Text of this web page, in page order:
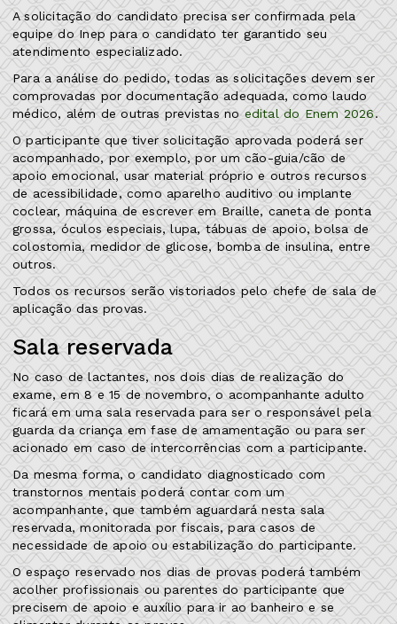
A solicitação do candidato precisa ser confirmada pela
equipe do Inep para o candidato ter garantido seu
atendimento especializado.
Para a análise do pedido, todas as solicitações devem ser
comprovadas por documentação adequada, como laudo
médico, além de outras previstas noedital do Enem 2026.
O participante que tiver solicitação aprovada poderá ser
acompanhado, por exemplo, por um cão-guia/cão de
apoio emocional, usar material próprio e outros recursos
de acessibilidade, como aparelho auditivo ou implante
coclear, máquina de escrever em Braille, caneta de ponta
grossa, óculos especiais, lupa, tábuas de apoio, bolsa de
colostomia, medidor de glicose, bomba de insulina, entre
outros.
Todos os recursos serão vistoriados pelo chefe de sala de
aplicação das provas.
Sala reservada
No caso de lactantes, nos dois dias de realização do
exame, em 8 e 15 de novembro, o acompanhante adulto
ficará em uma sala reservada para ser o responsável pela
guarda da criança em fase de amamentação ou para ser
acionado em caso de intercorrências com a participante.
Da mesma forma, o candidato diagnosticado com
transtornos mentais poderá contar com um
acompanhante, que também aguardará nesta sala
reservada, monitorada por fiscais, para casos de
necessidade de apoio ou estabilização do participante.
O espaço reservado nos dias de provas poderá também
acolher profissionais ou parentes do participante que
precisem de apoio e auxílio para ir ao banheiro e se